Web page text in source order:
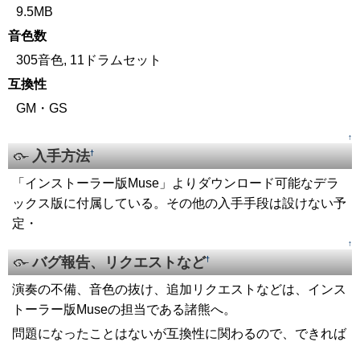
9.5MB
音色数
305音色, 11ドラムセット
互換性
GM・GS
↑
入手方法†
「インストーラー版Muse」よりダウンロード可能なデラ
ックス版に付属している。その他の入手手段は設けない予
定・
↑
バグ報告、リクエストなど†
演奏の不備、音色の抜け、追加リクエストなどは、インス
トーラー版Museの担当である諸熊へ。
問題になったことはないが互換性に関わるので、できれば